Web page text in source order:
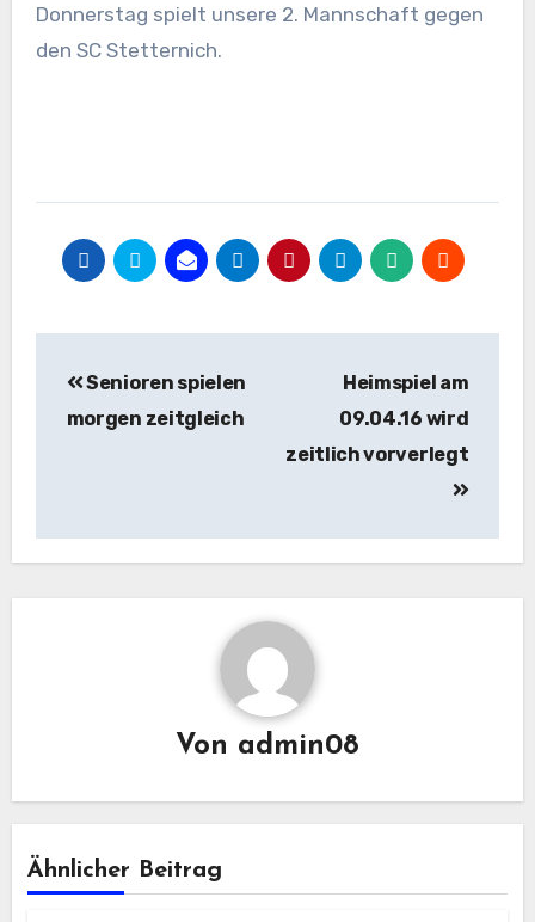
Donnerstag spielt unsere 2. Mannschaft gegen
den SC Stetternich.
Senioren spielen
morgen zeitgleich
Heimspiel am
09.04.16 wird
zeitlich vorverlegt
Von admin08
Ähnlicher Beitrag